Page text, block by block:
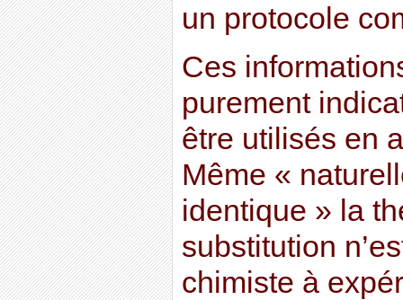
un protocole
Ces
purement
être utilisés en
Même «
identique » la
substitution
chimiste à